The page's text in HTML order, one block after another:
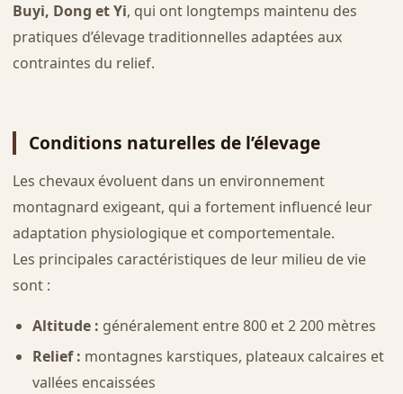
Buyi, Dong et Yi, qui ont longtemps maintenu des
pratiques d’élevage traditionnelles adaptées aux
contraintes du relief.
Conditions naturelles de l’élevage
Les chevaux évoluent dans un environnement
montagnard exigeant, qui a fortement influencé leur
adaptation physiologique et comportementale.
Les principales caractéristiques de leur milieu de vie
sont :
Altitude : généralement entre 800 et 2 200 mètres
Relief : montagnes karstiques, plateaux calcaires et
vallées encaissées